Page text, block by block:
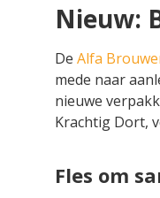
Nieuw:
De Alfa
mede naar
nieuwe
Krachtig Dort,
Fles om